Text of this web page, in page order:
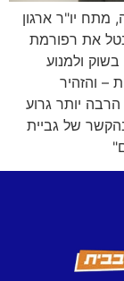
יו"ר ארגון
את רפורמת
ולמנוע
– והזהיר
יותר גרוע
של גביית